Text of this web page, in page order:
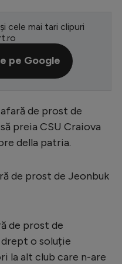
cele mai tari clipuri
pe Google
de prost de
preia CSU Craiova
della patria.
de prost de Jeonbuk
de prost de
drept o soluție
la alt club care n-are